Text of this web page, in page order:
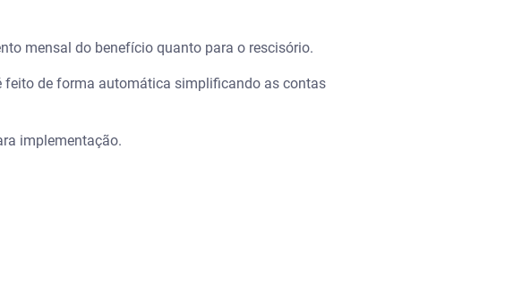
mensal do benefício quanto para o rescisório.
feito de forma automática simplificando as contas
implementação.